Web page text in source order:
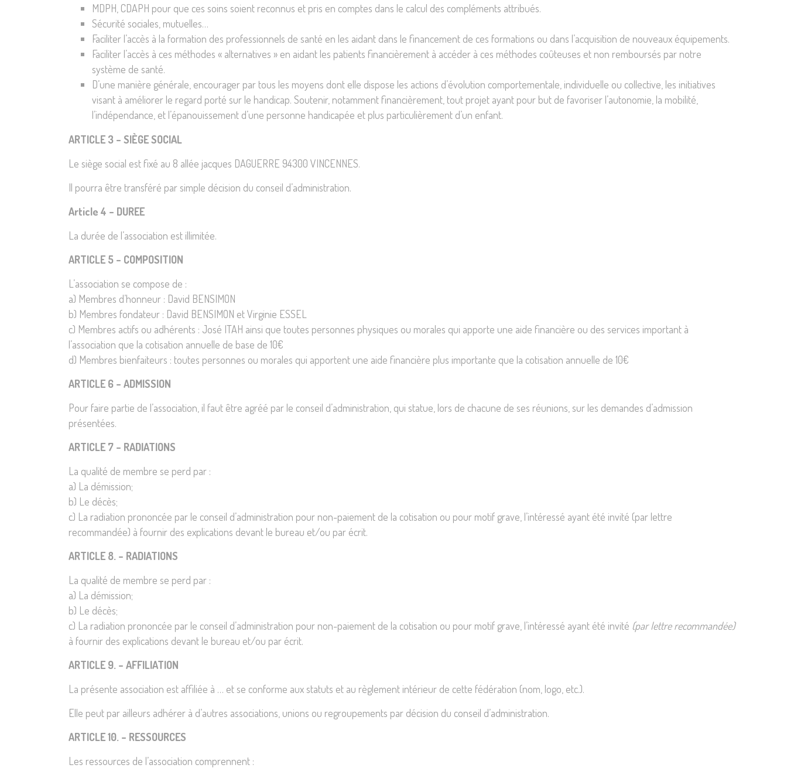
MDPH, CDAPH pour que ces soins soient reconnus et pris en comptes dans le calcul des compléments attribués.
Sécurité sociales, mutuelles…
Faciliter l’accès à la formation des professionnels de santé en les aidant dans le financement de ces formations ou dans l’acquisition de nouveaux équipements.
Faciliter l’accès à ces méthodes « alternatives » en aidant les patients financièrement à accéder à ces méthodes coûteuses et non remboursés par notre
système de santé.
D’une manière générale, encourager par tous les moyens dont elle dispose les actions d’évolution comportementale, individuelle ou collective, les initiatives
visant à améliorer le regard porté sur le handicap. Soutenir, notamment financièrement, tout projet ayant pour but de favoriser l’autonomie, la mobilité,
l’indépendance, et l’épanouissement d’une personne handicapée et plus particulièrement d’un enfant.
ARTICLE 3 – SIÈGE SOCIAL
Le siège social est fixé au 8 allée jacques DAGUERRE 94300 VINCENNES.
Il pourra être transféré par simple décision du conseil d’administration.
Article 4 – DUREE
La durée de l’association est illimitée.
ARTICLE 5 – COMPOSITION
L’association se compose de :
a) Membres d’honneur : David BENSIMON
b) Membres fondateur : David BENSIMON et Virginie ESSEL
c) Membres actifs ou adhérents : José ITAH ainsi que toutes personnes physiques ou morales qui apporte une aide financière ou des services important à
l’association que la cotisation annuelle de base de 10€
d) Membres bienfaiteurs : toutes personnes ou morales qui apportent une aide financière plus importante que la cotisation annuelle de 10€
ARTICLE 6 – ADMISSION
Pour faire partie de l’association, il faut être agréé par le conseil d’administration, qui statue, lors de chacune de ses réunions, sur les demandes d’admission
présentées.
ARTICLE 7 – RADIATIONS
La qualité de membre se perd par :
a) La démission;
b) Le décès;
c) La radiation prononcée par le conseil d’administration pour non-paiement de la cotisation ou pour motif grave, l’intéressé ayant été invité (par lettre
recommandée) à fournir des explications devant le bureau et/ou par écrit.
ARTICLE 8. – RADIATIONS
La qualité de membre se perd par :
a) La démission;
b) Le décès;
c) La radiation prononcée par le conseil d’administration pour non-paiement de la cotisation ou pour motif grave, l’intéressé ayant été invité (par lettre recommandée)
à fournir des explications devant le bureau et/ou par écrit.
ARTICLE 9. – AFFILIATION
La présente association est affiliée à … et se conforme aux statuts et au règlement intérieur de cette fédération (nom, logo, etc.).
Elle peut par ailleurs adhérer à d’autres associations, unions ou regroupements par décision du conseil d’administration.
ARTICLE 10. – RESSOURCES
Les ressources de l’association comprennent :